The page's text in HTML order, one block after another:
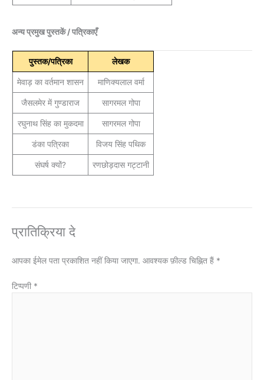
अन्य प्रमुख पुस्तकें / पत्रिकाएँ
पुस्तक/पत्रिका लेखक
मेवाड़ का वर्तमान शासन माणिक्यलाल वर्मा
जैसलमेर में गुण्डाराज सागरमल गोपा
रघुनाथ सिंह का मुकदमा सागरमल गोपा
डंका पत्रिका विजय सिंह पथिक
संघर्ष क्यों? रणछोड़दास गट्टानी
प्रातिक्रिया दे
आपका ईमेल पता प्रकाशित नहीं किया जाएगा. आवश्यक फ़ील्ड चिह्नित हैं *
टिप्पणी *